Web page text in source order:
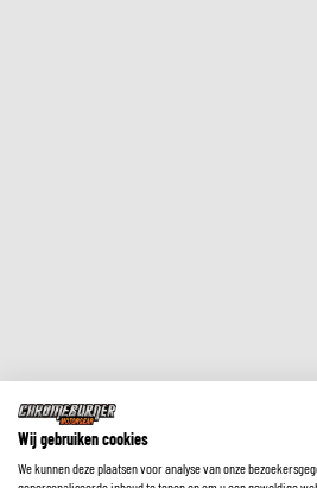
Wij gebruiken cookies
We kunnen deze plaatsen voor analyse van onze